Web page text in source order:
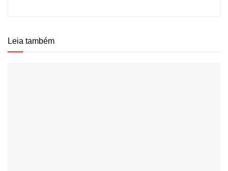
Leia também